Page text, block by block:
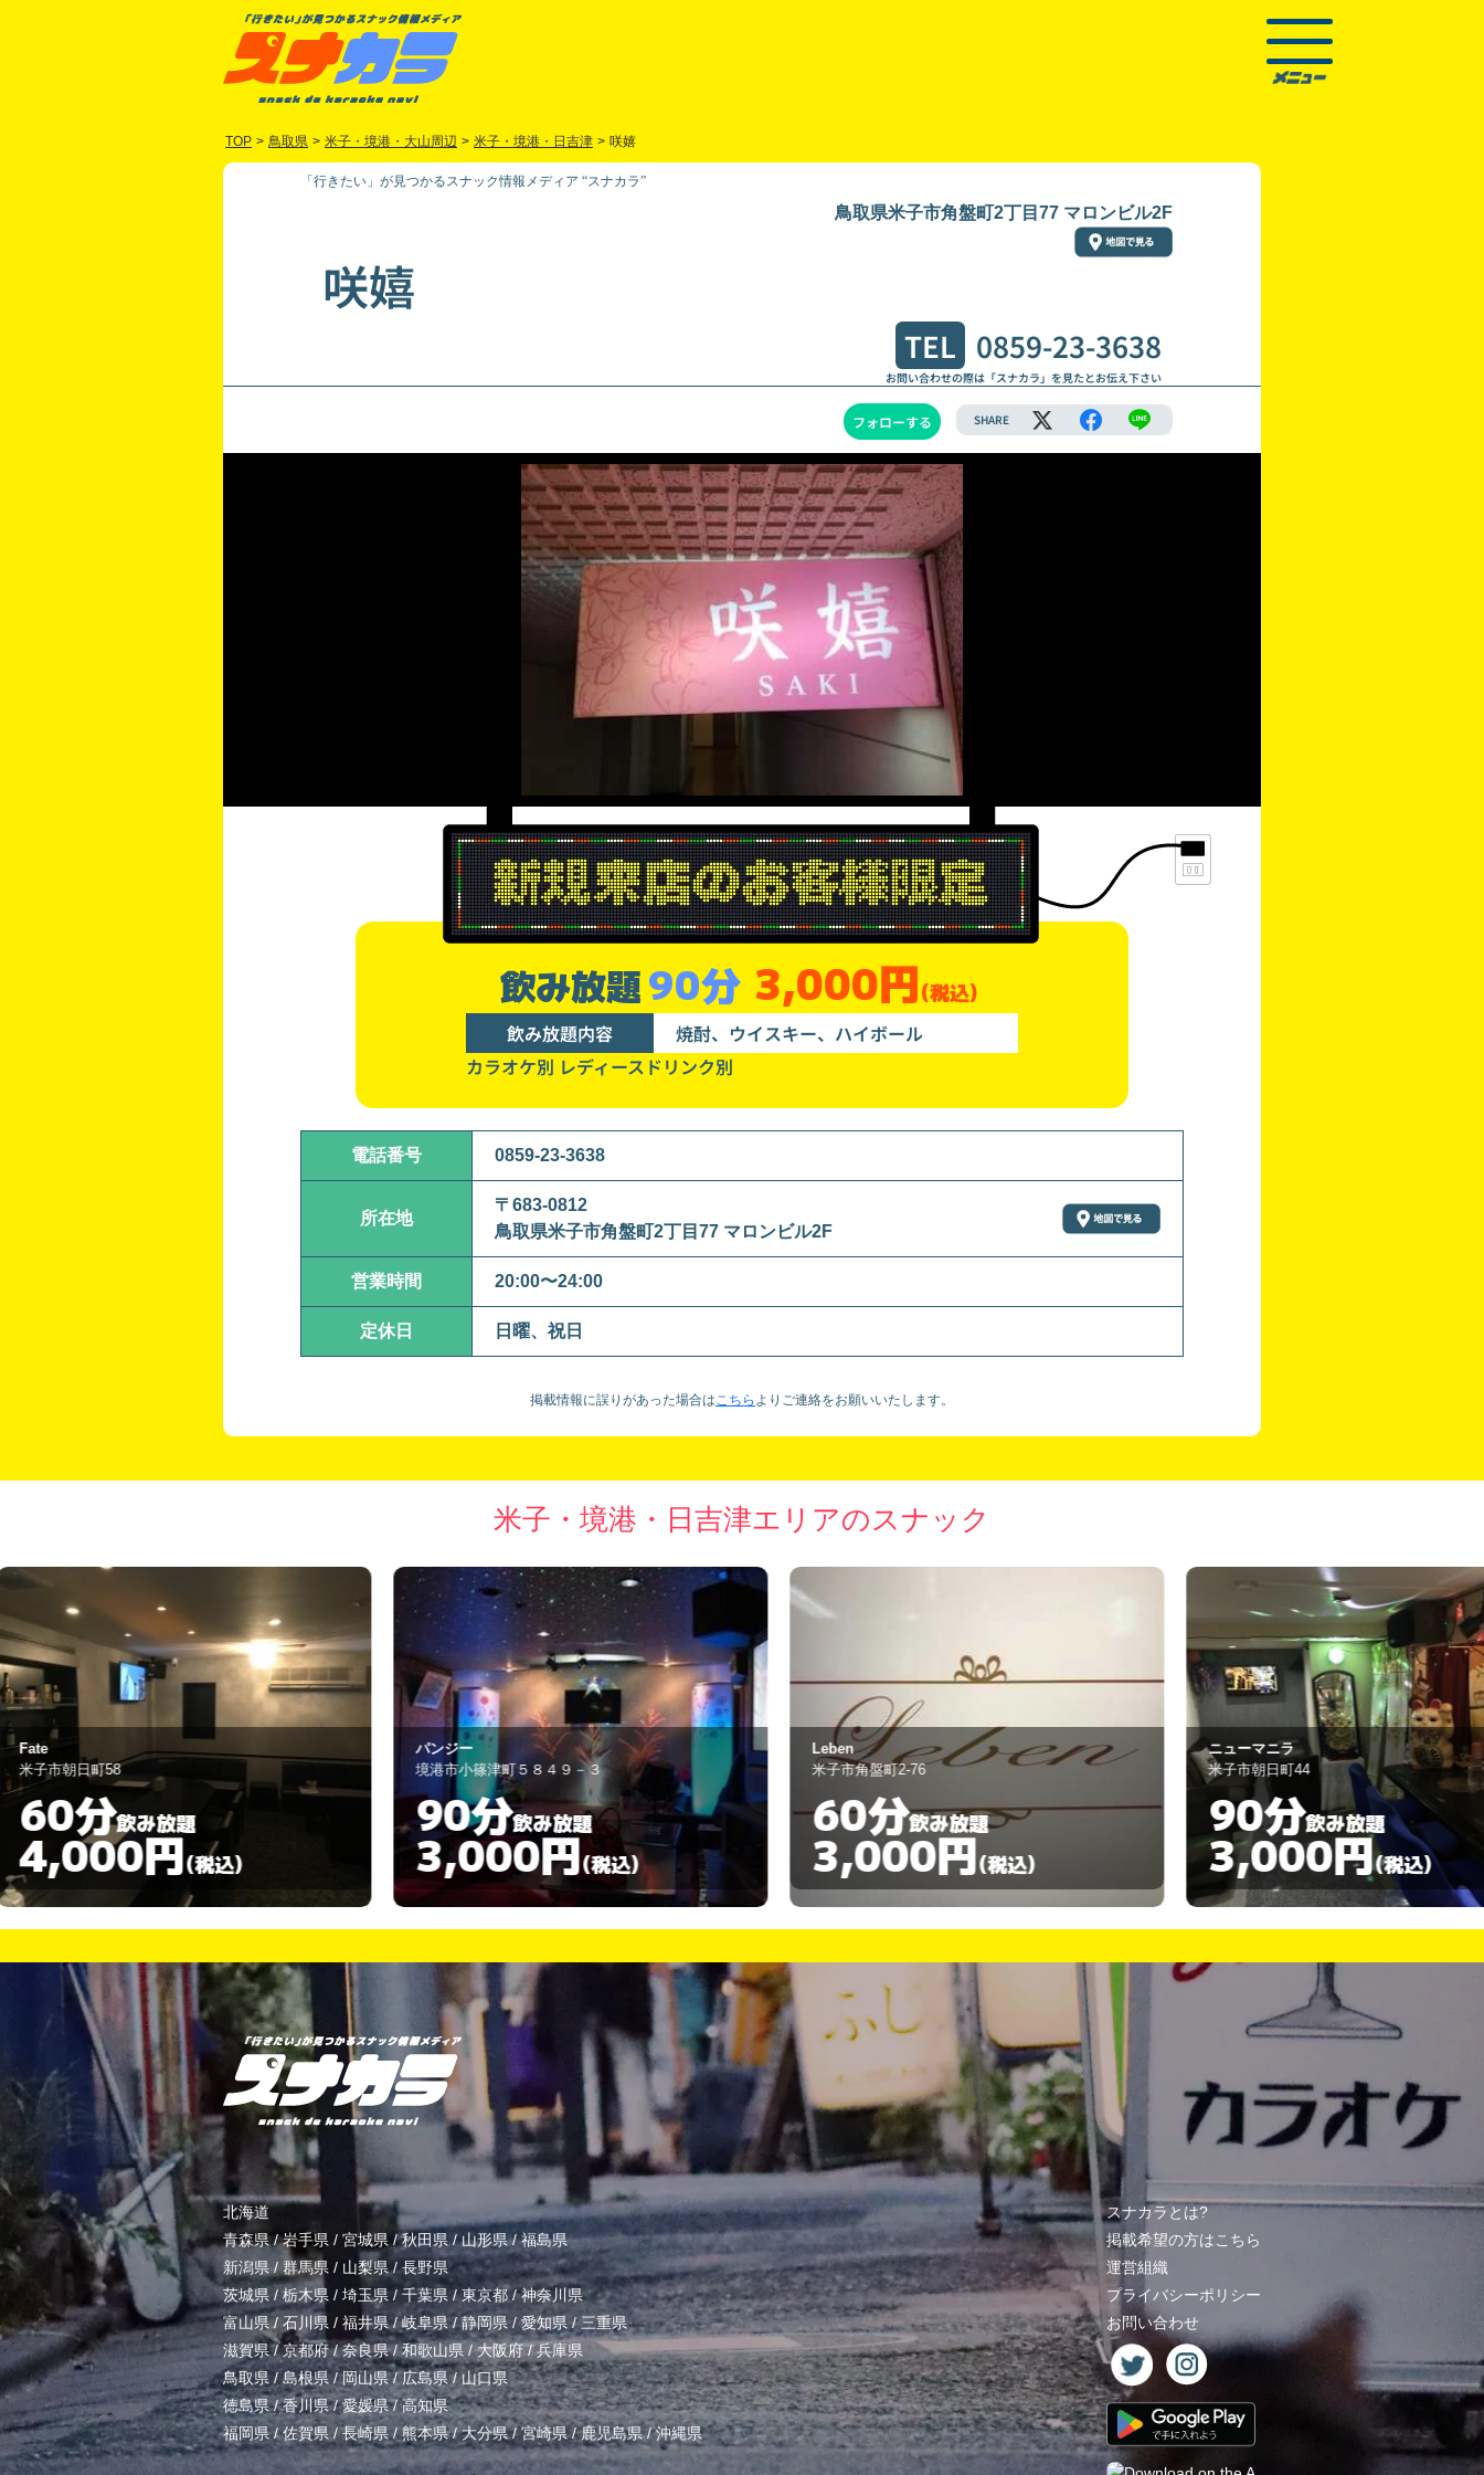
TOP > 鳥取県 > 米子・境港・大山周辺 > 米子・境港・日吉津 > 咲嬉
「行きたい」が見つかるスナック情報メディア “スナカラ”
鳥取県米子市角盤町2丁目77 マロンビル2F
咲嬉
TEL 0859-23-3638
お問い合わせの際は「スナカラ」を見たとお伝え下さい
フォローする SHARE
飲み放題90分 3,000円(税込)
飲み放題内容
焼酎、ウイスキー、ハイボール
カラオケ別 レディースドリンク別
電話番号 0859-23-3638
所在地
〒683-0812
鳥取県米子市角盤町2丁目77 マロンビル2F
営業時間 20:00〜24:00
定休日 日曜、祝日
掲載情報に誤りがあった場合はこちら より ご連絡をお願いいたします。
米子・境港・日吉津エリアのスナック
境港市小篠津町５８４９－３
90分
3,000円
Leben
米子市角盤町2-76
60分飲み放題
3,000円
ニューマニラ
米子市朝日町44
90分
3,000円 (税込)
LOOP
米子市角盤町2
60分
北海道
青森県/岩手県 / 宮城県 /秋田県 /山形県/福島県
新潟県 / 群馬県 / 山梨県/長野県
茨城県 / 栃木県 / 埼玉県/ 千葉県 /東京都/神奈川県
富山県/ 石川県 / 福井県/岐阜県/静岡県/ 愛知県 / 三重県
滋賀県/京都府/奈良県/和歌山県 /大阪府/兵庫県
鳥取県/島根県/岡山県/広島県/山口県
徳島県/香川県/愛媛県/高知県
福岡県/佐賀県/長崎県 /熊本県/大分県/宮崎県/鹿児島県/沖縄県
スナカラとは?
掲載希望の方はこちら
運営組織
プライバシーポリシー
お問い合わせ